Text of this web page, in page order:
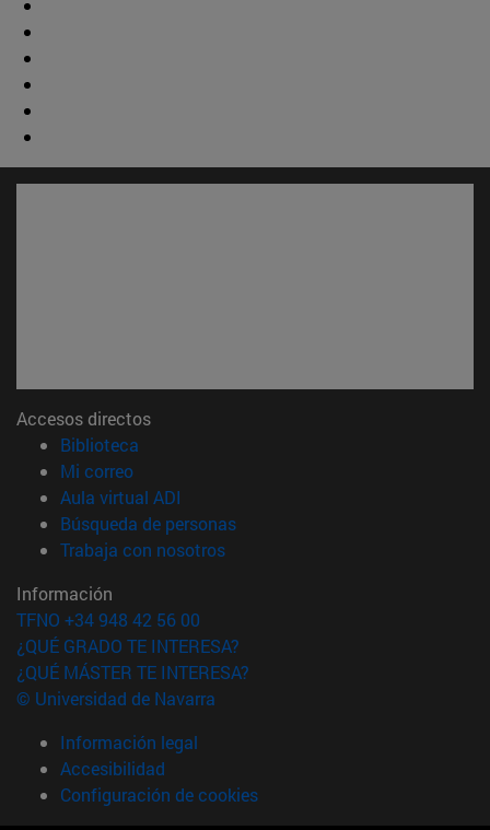
Accesos directos
Biblioteca
Mi correo(abre en nueva ventana)
Aula virtual ADI
Búsqueda de personas(abre en nueva ventana)
Trabaja con nosotros(abre en nueva ventana)
Información
TFNO +34 948 42 56 00
¿QUÉ GRADO TE INTERESA?
¿QUÉ MÁSTER TE INTERESA?
© Universidad de Navarra
Información legal
Accesibilidad
Configuración de cookies